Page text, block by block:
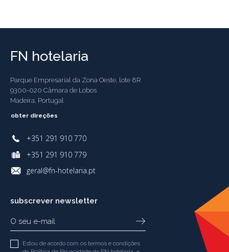
FN hotelaria
Parque Empresarial da Zona Oeste, lote 8R
9300-020 Câmara de Lobos
Madeira, Portugal
obter direções
+351 291 910 770
+351 291 910 779
geral@fn-hotelaria.pt
subscrever newsletter
Estou de acordo com os termos e condições